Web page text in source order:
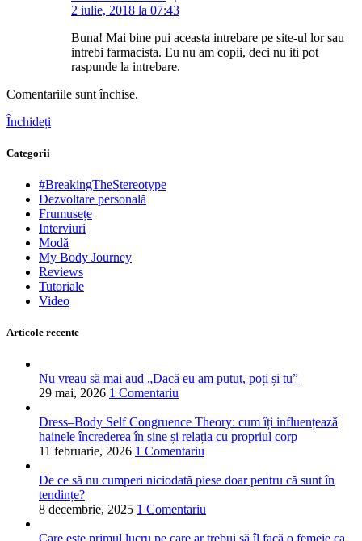
2 iulie, 2018 la 07:43
Buna! Mai bine pui aceasta intrebare pe site-ul lor sau
intrebi farmacista. Eu nu am copii, deci nu iti pot
raspunde la intrebare.
Comentariile sunt închise.
Închideți
Categorii
#BreakingTheStereotype
Dezvoltare personală
Frumusețe
Interviuri
Modă
My Body Journey
Reviews
Tutoriale
Video
Articole recente
Nu vreau să mai aud „Dacă eu am putut, poți și tu”
29 mai, 2026 1 Comentariu
Dress–Body Self Congruence Theory: cum îți influențează
hainele încrederea în sine și relația cu propriul corp
11 februarie, 2026 1 Comentariu
De ce să nu cumperi niciodată piese doar pentru că sunt în
tendințe?
8 decembrie, 2025 1 Comentariu